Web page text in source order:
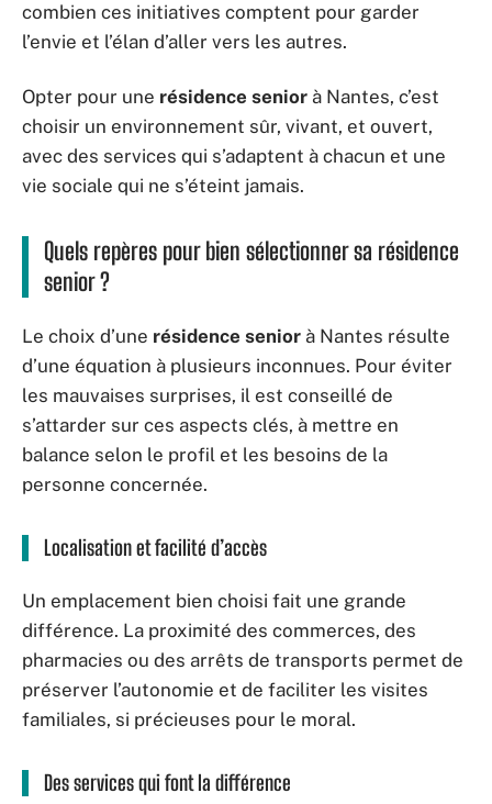
combien ces initiatives comptent pour garder
l’envie et l’élan d’aller vers les autres.
Opter pour une résidence senior à Nantes, c’est
choisir un environnement sûr, vivant, et ouvert,
avec des services qui s’adaptent à chacun et une
vie sociale qui ne s’éteint jamais.
Quels repères pour bien sélectionner sa résidence
senior ?
Le choix d’une résidence senior à Nantes résulte
d’une équation à plusieurs inconnues. Pour éviter
les mauvaises surprises, il est conseillé de
s’attarder sur ces aspects clés, à mettre en
balance selon le profil et les besoins de la
personne concernée.
Localisation et facilité d’accès
Un emplacement bien choisi fait une grande
différence. La proximité des commerces, des
pharmacies ou des arrêts de transports permet de
préserver l’autonomie et de faciliter les visites
familiales, si précieuses pour le moral.
Des services qui font la différence